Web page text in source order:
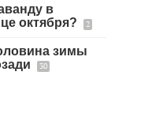
в
октября?
2
зимы
30